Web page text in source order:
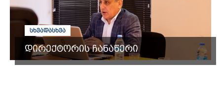
ᲡᲮᲕᲐᲓᲐᲡᲮᲕᲐ
დირექტორის ჩანაწერი